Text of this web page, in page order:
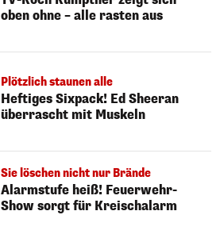
oben ohne – alle rasten aus
Plötzlich staunen alle
Heftiges Sixpack! Ed Sheeran
überrascht mit Muskeln
Sie löschen nicht nur Brände
Alarmstufe heiß! Feuerwehr-
Show sorgt für Kreischalarm